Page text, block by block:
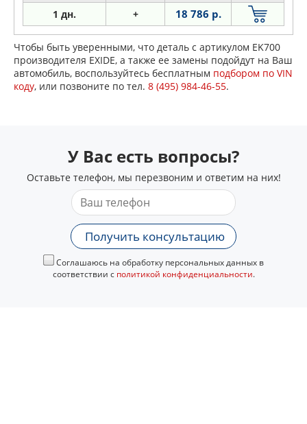
1 дн. + 18 786 р.
Чтобы быть уверенными, что деталь с артикулом EK700
производителя EXIDE, а также ее замены подойдут на Ваш
автомобиль, воспользуйтесь бесплатным подбором по VIN
коду, или позвоните по тел. 8 (495) 984-46-55.
У Вас есть вопросы?
Оставьте телефон, мы перезвоним и ответим на них!
Получить консультацию
Соглашаюсь на обработку персональных данных в
соответствии с политикой конфиденциальности.